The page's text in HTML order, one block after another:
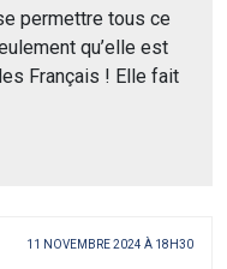
permettre tous ce
qu’elle est
Français ! Elle fait
11 NOVEMBRE 2024 À 18H30